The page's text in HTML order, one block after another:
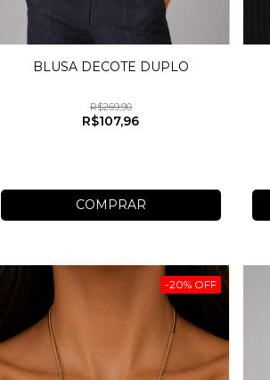
BLUSA DECOTE DUPLO
R$269,90
R$107,96
COMPRAR
-20% OFF